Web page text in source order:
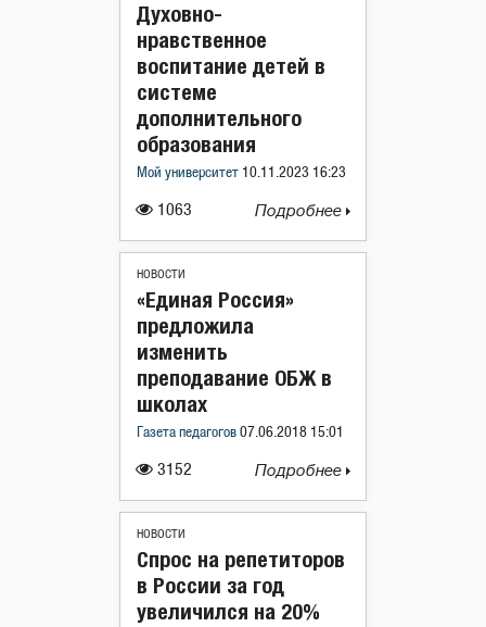
1063
Духовно-
нравственное
воспитание детей в
системе
дополнительного
образования
Мой университет 10.11.2023 16:23
Подробнее
НОВОСТИ
3152
«Единая Россия»
предложила
изменить
преподавание ОБЖ в
школах
Газета педагогов 07.06.2018 15:01
Подробнее
НОВОСТИ
Cпрос на репетиторов
в России за год
увеличился на 20%